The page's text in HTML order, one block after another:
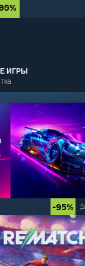
ИГРЫ
-95%